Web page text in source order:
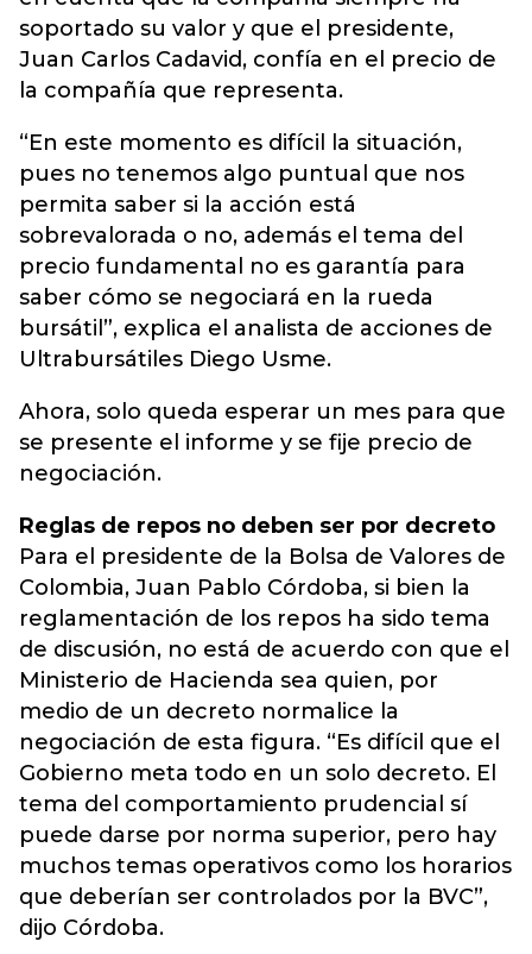
soportado su valor y que el presidente,
Juan Carlos Cadavid, confía en el precio de
la compañía que representa.
“En este momento es difícil la situación,
pues no tenemos algo puntual que nos
permita saber si la acción está
sobrevalorada o no, además el tema del
precio fundamental no es garantía para
saber cómo se negociará en la rueda
bursátil”, explica el analista de acciones de
Ultrabursátiles Diego Usme.
Ahora, solo queda esperar un mes para que
se presente el informe y se fije precio de
negociación.
Reglas de repos no deben ser por decreto
Para el presidente de la Bolsa de Valores de
Colombia, Juan Pablo Córdoba, si bien la
reglamentación de los repos ha sido tema
de discusión, no está de acuerdo con que el
Ministerio de Hacienda sea quien, por
medio de un decreto normalice la
negociación de esta figura. “Es difícil que el
Gobierno meta todo en un solo decreto. El
tema del comportamiento prudencial sí
puede darse por norma superior, pero hay
muchos temas operativos como los horarios
que deberían ser controlados por la BVC”,
dijo Córdoba.